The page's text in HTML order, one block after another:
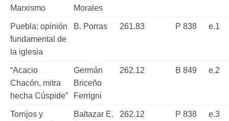
Marxismo
Morales
Puebla: opinión
fundamental de
la iglesia
B. Porras 261.83 P 838 e.1
“Acacio
Chacón, mitra
hecha Cúspide”
Germán
Briceño
Ferrigni
262.12 B 849 e.2
Torrijos y
Baltazar E.
262.12 P 838 e.3